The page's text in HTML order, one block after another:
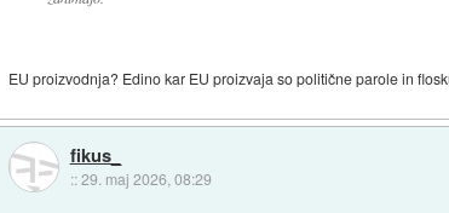
EU proizvodnja? Edino kar EU proizvaja so politične parole in
fikus_
::29. maj 2026, 08:29